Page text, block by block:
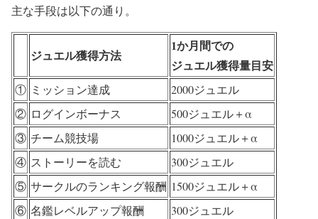
主な手段は以下の通り。
ジュエル獲得方法
1か月間での
ジュエル獲得量目安
① ミッション達成
2000ジュエル
② ログインボーナス
500ジュエル＋α
③ チーム競技場
1000ジュエル＋α
④ ストーリーを読む
300ジュエル
⑤ サークルのランキング報酬 1500ジュエル＋α
⑥ 名鑑レベルアップ報酬
300ジュエル